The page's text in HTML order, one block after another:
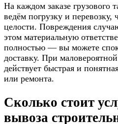
На каждом заказе грузового
ведём погрузку и перевозку,
целости. Повреждения
этом материальную
полностью — вы можете
доставку. При
действует быстрая и
или ремонта.
Сколько стоит
вывоза